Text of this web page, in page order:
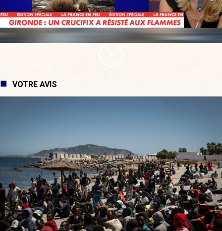
VOTRE AVIS